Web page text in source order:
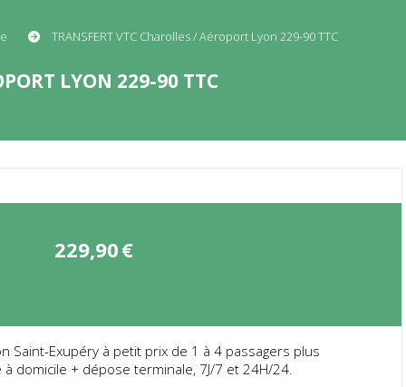
TRANSFERT VTC Charolles / Aéroport Lyon 229-90 TTC
LYON 229-90 TTC
229,90€
Saint-Exupéry à petit prix de 1 à 4 passagers plus
à domicile + dépose terminale, 7J/7 et 24H/24.